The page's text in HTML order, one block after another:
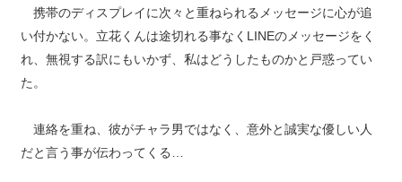
携帯のディスプレイに次々と重ねられるメッセージに心が追
い付かない。立花くんは途切れる事なくLINEのメッセージをく
れ、無視する訳にもいかず、私はどうしたものかと戸惑ってい
た。
連絡を重ね、彼がチャラ男ではなく、意外と誠実な優しい人
だと言う事が伝わってくる…